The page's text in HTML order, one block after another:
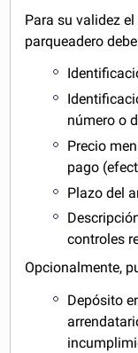
Para su validez
parqueadero
número o
Precio
pago
Plazo del
controles
Opcionalmente,
Depósito